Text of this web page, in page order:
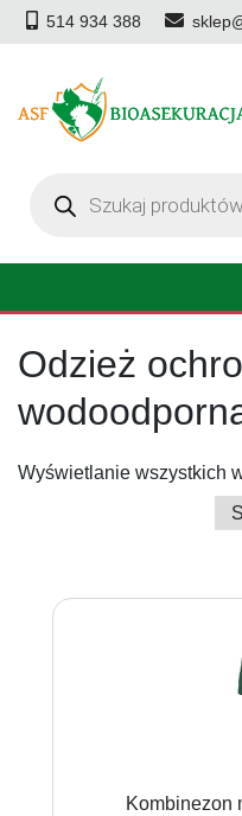
514 934 388
produktów
Odzież
Wyświetlanie wszystkich
Kombinezon